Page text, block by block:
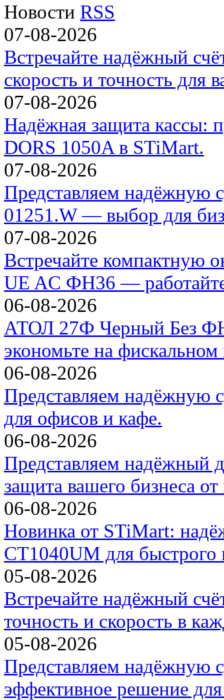
Новости RSS
07-08-2026
Встречайте надёжный
скорость и точность для
07-08-2026
Надёжная защита кассы:
DORS 1050A в STiMart.
07-08-2026
Представляем надёжную
01251.W — выбор для
07-08-2026
Встречайте
UE AC ФН36 —
06-08-2026
АТОЛ 27Ф Черный Без
экономьте на фискальном
06-08-2026
Представляем надёжную
для офисов и кафе.
06-08-2026
Представляем надёжный
защита вашего бизнеса
06-08-2026
Новинка от STiMart:
CT1040UM для быстрого
05-08-2026
Встречайте надёжный
точность и скорость в
05-08-2026
Представляем
эффективное решение